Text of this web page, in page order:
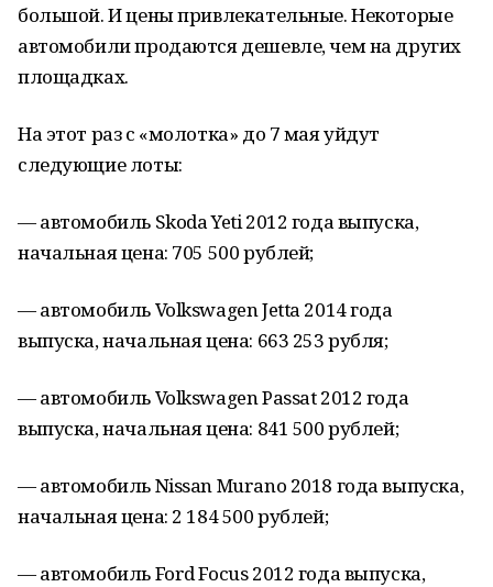
большой. И цены привлекательные. Некоторые
автомобили продаются дешевле, чем на других
площадках.
На этот раз с «молотка» до 7 мая уйдут
следующие лоты:
— автомобиль Skoda Yeti 2012 года выпуска,
начальная цена: 705 500 рублей;
— автомобиль Volkswagen Jetta 2014 года
выпуска, начальная цена: 663 253 рубля;
— автомобиль Volkswagen Passat 2012 года
выпуска, начальная цена: 841 500 рублей;
— автомобиль Nissan Murano 2018 года выпуска,
начальная цена: 2 184 500 рублей;
— автомобиль Ford Focus 2012 года выпуска,